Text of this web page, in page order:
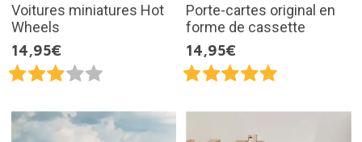
Voitures miniatures Hot
Wheels
14,95€
Porte-cartes original en
forme de cassette
14,95€